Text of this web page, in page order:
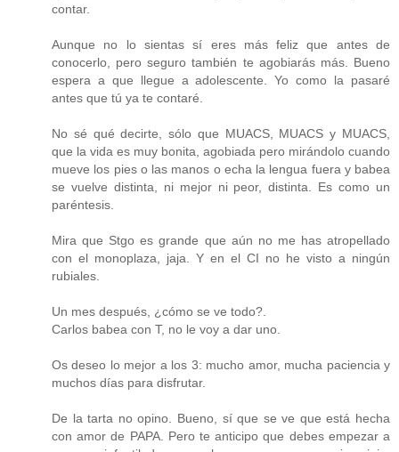
contar.
Aunque no lo sientas sí eres más feliz que antes de
conocerlo, pero seguro también te agobiarás más. Bueno
espera a que llegue a adolescente. Yo como la pasaré
antes que tú ya te contaré.
No sé qué decirte, sólo que MUACS, MUACS y MUACS,
que la vida es muy bonita, agobiada pero mirándolo cuando
mueve los pies o las manos o echa la lengua fuera y babea
se vuelve distinta, ni mejor ni peor, distinta. Es como un
paréntesis.
Mira que Stgo es grande que aún no me has atropellado
con el monoplaza, jaja. Y en el CI no he visto a ningún
rubiales.
Un mes después, ¿cómo se ve todo?.
Carlos babea con T, no le voy a dar uno.
Os deseo lo mejor a los 3: mucho amor, mucha paciencia y
muchos días para disfrutar.
De la tarta no opino. Bueno, sí que se ve que está hecha
con amor de PAPA. Pero te anticipo que debes empezar a